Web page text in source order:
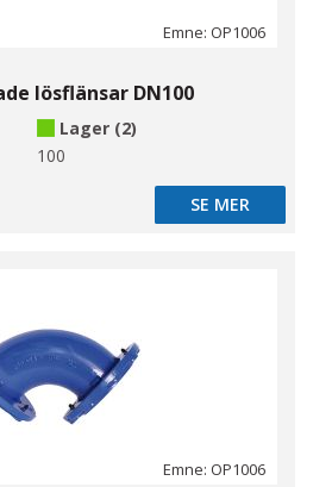
Emne: OP1006
lösflänsar DN100
Lager (2)
100
SE MER
SE MER
Emne: OP1006